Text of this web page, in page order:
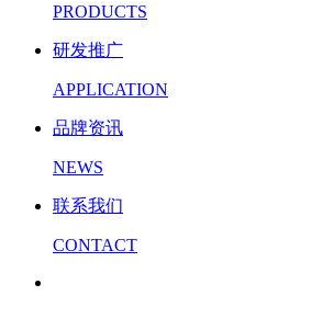
PRODUCTS
研发推广
APPLICATION
品牌资讯
NEWS
联系我们
CONTACT